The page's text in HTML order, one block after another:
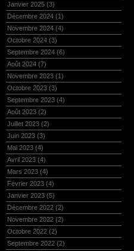
Janvier 2025 (3)
Décembre 2024 (1)
Novembre 2024 (4)
Octobre 2024 (3)
Septembre 2024 (6)
Août 2024 (7)
Novembre 2023 (1)
Octobre 2023 (3)
Septembre 2023 (4)
Août 2023 (2)
Juillet 2023 (2)
Juin 2023 (3)
Mai 2023 (4)
Avril 2023 (4)
Mars 2023 (4)
Février 2023 (4)
Janvier 2023 (5)
Décembre 2022 (2)
Novembre 2022 (2)
Octobre 2022 (2)
Septembre 2022 (2)